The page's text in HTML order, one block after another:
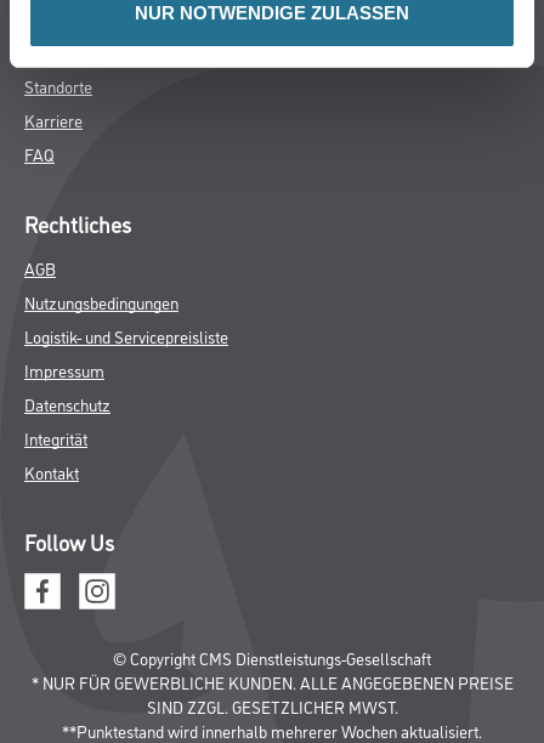
NUR NOTWENDIGE ZULASSEN
HAMSTA
Standorte
Karriere
FAQ
Rechtliches
AGB
Nutzungsbedingungen
Logistik- und Servicepreisliste
Impressum
Datenschutz
Integrität
Kontakt
Follow Us
© Copyright CMS Dienstleistungs-Gesellschaft
* NUR FÜR GEWERBLICHE KUNDEN. ALLE ANGEGEBENEN PREISE
SIND ZZGL. GESETZLICHER MWST.
**Punktestand wird innerhalb mehrerer Wochen aktualisiert.